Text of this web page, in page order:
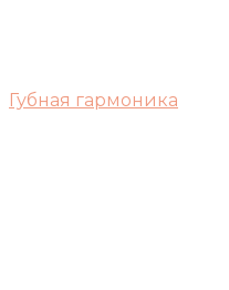
Губная гармоника